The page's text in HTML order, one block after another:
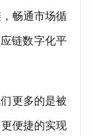
畅通市场循
链数字化平
更多的是被
便捷的实现